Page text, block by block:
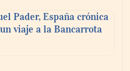
su Raw Bar: una
hasta el
abierta
Pader, España crónica
viaje a la Bancarrota